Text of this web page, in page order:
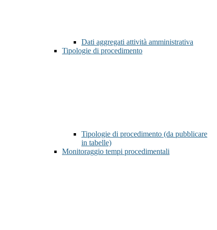
Dati aggregati attività amministrativa
Tipologie di procedimento
Tipologie di procedimento (da pubblicare
in tabelle)
Monitoraggio tempi procedimentali